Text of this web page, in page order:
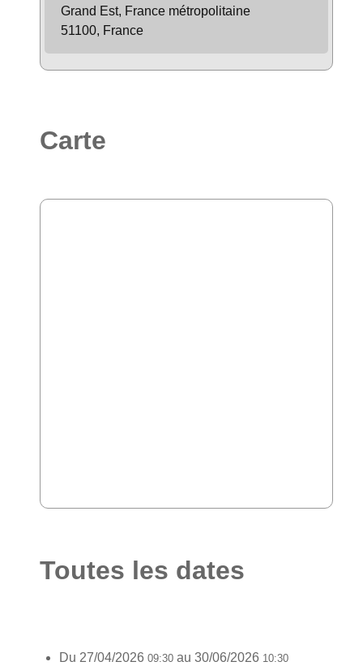
Grand Est, France métropolitaine
51100, France
Carte
Toutes les dates
Du 27/04/2026 09:30 au 30/06/2026 10:30